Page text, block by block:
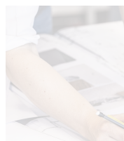
Process
industriel